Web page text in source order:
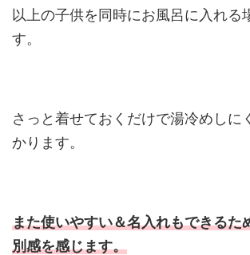
以上の子供を同時にお風呂に入れる
す。
さっと着せておくだけで湯冷めしに
かります。
また使いやすい＆名入れもできるた
別感を感じます。